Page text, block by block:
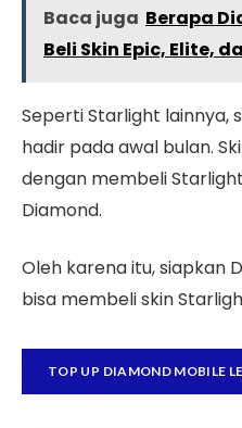
Baca juga Berapa
Beli Skin Epic, Elite,
Seperti Starlight lainnya,
hadir pada awal bulan.
dengan membeli
Diamond.
Oleh karena itu, siapkan
bisa membeli skin
TOP UP DIAMOND MOBILE